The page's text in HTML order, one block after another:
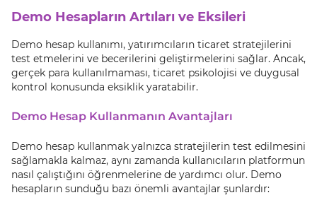
Demo Hesapların Artıları ve Eksileri
Demo hesap kullanımı, yatırımcıların ticaret stratejilerini
test etmelerini ve becerilerini geliştirmelerini sağlar. Ancak,
gerçek para kullanılmaması, ticaret psikolojisi ve duygusal
kontrol konusunda eksiklik yaratabilir.
Demo Hesap Kullanmanın Avantajları
Demo hesap kullanmak yalnızca stratejilerin test edilmesini
sağlamakla kalmaz, aynı zamanda kullanıcıların platformun
nasıl çalıştığını öğrenmelerine de yardımcı olur. Demo
hesapların sunduğu bazı önemli avantajlar şunlardır: